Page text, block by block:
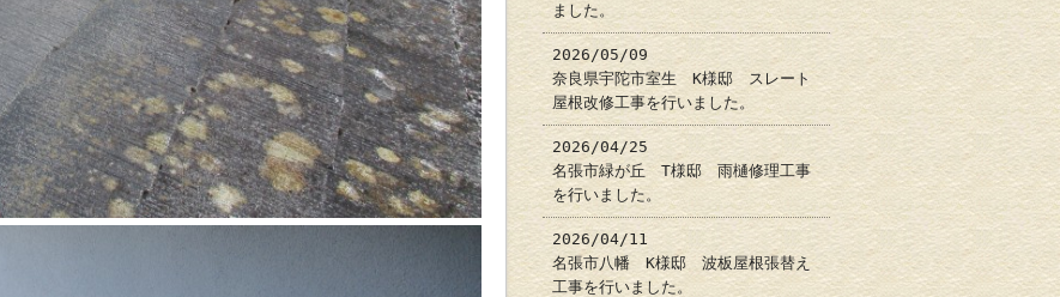
ました。
2026/05/09
奈良県宇陀市室生 K様邸 スレート
屋根改修工事を行いました。
2026/04/25
名張市緑が丘 T様邸 雨樋修理工事
を行いました。
2026/04/11
名張市八幡 K様邸 波板屋根張替え
工事を行いました。